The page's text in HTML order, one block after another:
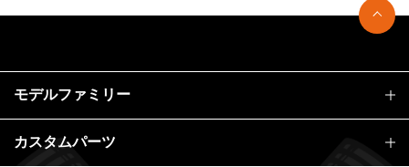
モデルファミリー
カスタムパーツ